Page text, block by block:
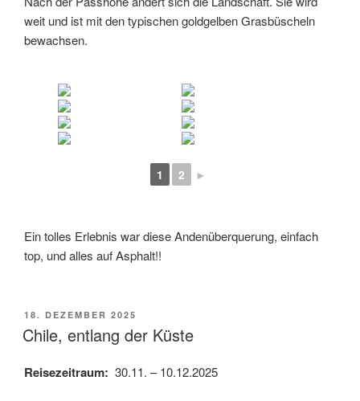
weit und ist mit den typischen goldgelben Grasbüscheln
bewachsen.
1 2 ►
Ein tolles Erlebnis war diese Andenüberquerung, einfach
top, und alles auf Asphalt!!
VERÖFFENTLICHT
AM
18. DEZEMBER 2025
Chile, entlang der Küste
Reisezeitraum: 30.11. – 10.12.2025